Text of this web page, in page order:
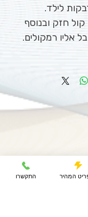
לילד.
קול חזק ובנוסף
אליו רמקולים.
התקשרו המהיר